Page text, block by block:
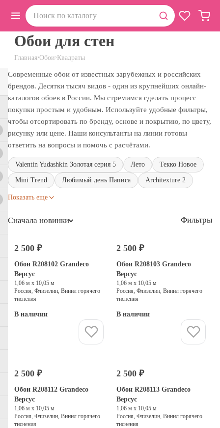
Главная›Обои›Квадраты
Обои для стен
Современные обои от известных зарубежных и российских
брендов. Десятки тысяч видов - один из крупнейших онлайн-
каталогов обоев в России. Мы стремимся сделать процесс
покупки простым и удобным. Используйте удобные фильтры,
чтобы отсортировать по бренду, основе и покрытию, по цвету,
рисунку или цене. Наши консультанты на линии готовы
ответить на вопросы и помочь с расчётами.
Valentin Yudashkin Золотая серия 5 Лето Текко Новое
Mini Trend Любимый день Паписа Architexture 2
Показать еще
Сначала новинки Фильтры
2 500 ₽
Обои R208102 Grandeco
Версус
1,06 м х 10,05 м
Россия, Флизелин, Винил горячего
тиснения
В наличии
2 500 ₽
Обои R208103 Grandeco
Версус
1,06 м х 10,05 м
Россия, Флизелин, Винил горячего
тиснения
В наличии
2 500 ₽
Обои R208112 Grandeco
Версус
1,06 м х 10,05 м
Россия, Флизелин, Винил горячего
тиснения
2 500 ₽
Обои R208113 Grandeco
Версус
1,06 м х 10,05 м
Россия, Флизелин, Винил горячего
тиснения